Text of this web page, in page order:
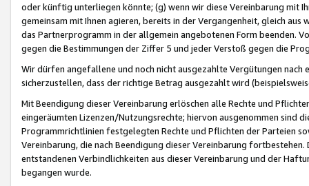
oder künftig unterliegen könnte; (g) wenn wir diese Vereinbarung mit
gemeinsam mit Ihnen agieren, bereits in der Vergangenheit, gleich
das Partnerprogramm in der allgemein angebotenen Form beenden.
gegen die Bestimmungen der Ziffer 5 und jeder Verstoß gegen die
Wir dürfen angefallene und noch nicht ausgezahlte Vergütungen
sicherzustellen, dass der richtige Betrag ausgezahlt wird
Mit Beendigung dieser Vereinbarung erlöschen alle Rechte und
eingeräumten Lizenzen/Nutzungsrechte; hiervon ausgenommen sind
Programmrichtlinien festgelegten Rechte und Pflichten der Parteien
Vereinbarung, die nach Beendigung dieser Vereinbarung
entstandenen Verbindlichkeiten aus dieser Vereinbarung und der
begangen wurde.